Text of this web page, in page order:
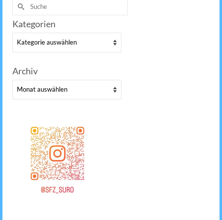
Suche
nach:
Kategorien
Kategorien
Archiv
Archiv